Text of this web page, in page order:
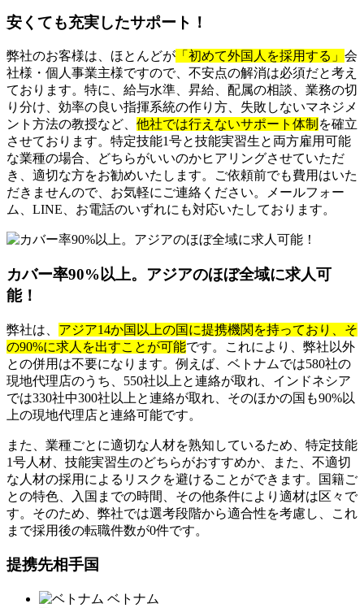
安くても充実したサポート！
弊社のお客様は、ほとんどが 「初めて外国人を採用する」 会
社様・個人事業主様ですので、不安点の解消は必須だと考え
ております。特に、給与水準、昇給、配属の相談、業務の切
り分け、効率の良い指揮系統の作り方、失敗しないマネジメ
ント方法の教授など、 他社では行えないサポート体制 を確立
させております。特定技能1号と技能実習生と両方雇用可能
な業種の場合、どちらがいいのかヒアリングさせていただ
き、適切な方をお勧めいたします。ご依頼前でも費用はいた
だきませんので、お気軽にご連絡ください。メールフォー
ム、LINE、お電話のいずれにも対応いたしております。
カバー率90%以上。アジアのほぼ全域に求人可
能！
弊社は、 アジア14か国以上の国に提携機関を持っており、そ
の90%に求人を出すことが可能です。これにより、弊社以外
との併用は不要になります。例えば、ベトナムでは580社の
現地代理店のうち、550社以上と連絡が取れ、インドネシア
では330社中300社以上と連絡が取れ、そのほかの国も90%以
上の現地代理店と連絡可能です。
また、業種ごとに適切な人材を熟知しているため、特定技能
1号人材、技能実習生のどちらがおすすめか、また、不適切
な人材の採用によるリスクを避けることができます。国籍ご
との特色、入国までの時間、その他条件により適材は区々で
す。そのため、弊社では選考段階から適合性を考慮し、これ
まで採用後の転職件数が0件です。
提携先相手国
ベトナム